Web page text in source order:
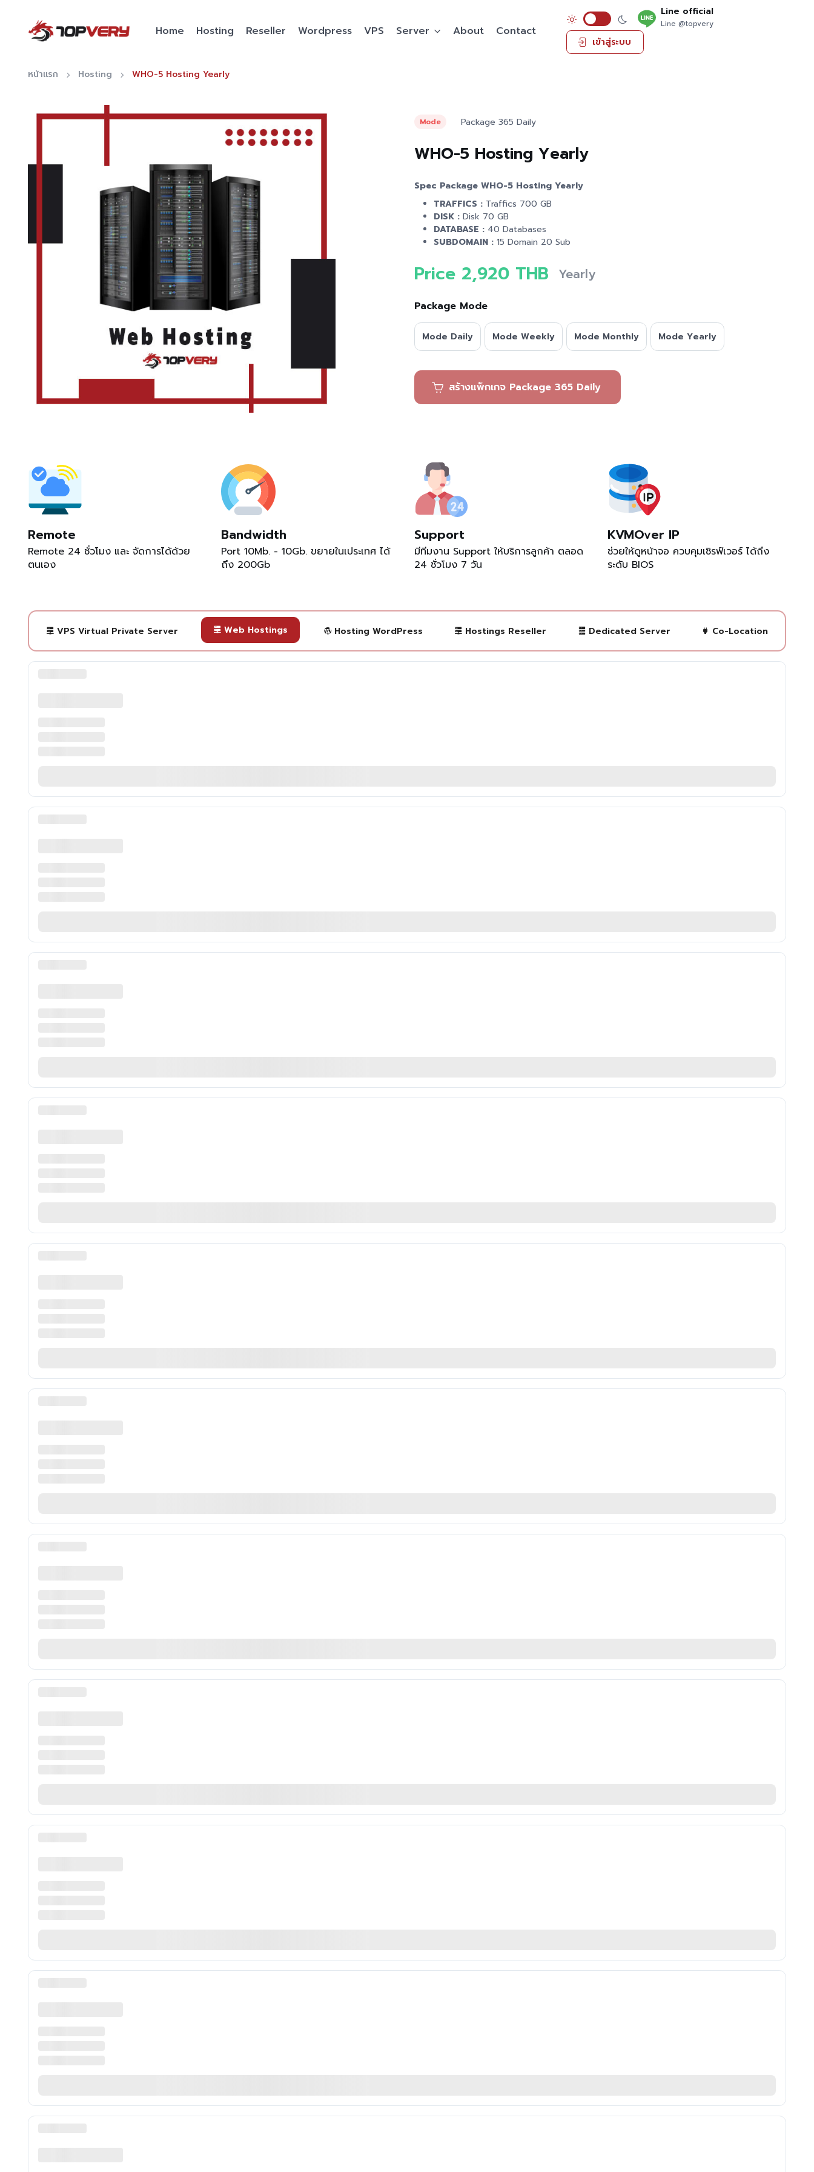
Line official
Line @topvery
เข้าสู่ระบบ
Home Hosting Reseller Wordpress VPS Server About Contact
หน้าแรก Hosting WHO-5 Hosting Yearly
Mode Package 365 Daily
WHO-5 Hosting Yearly
Spec Package WHO-5 Hosting Yearly
TRAFFICS : Traffics 700 GB
DISK : Disk 70 GB
DATABASE : 40 Databases
SUBDOMAIN : 15 Domain 20 Sub
Price 2,920 THB Yearly
Package Mode
Mode Daily Mode Weekly Mode Monthly Mode Yearly
สร้างแพ็กเกจ Package 365 Daily
Remote
Remote 24 ชั่วโมง และ จัดการได้ด้วย
ตนเอง
Bandwidth
Port 10Mb. - 10Gb. ขยายในเประเทศ ได้
ถึง 200Gb
Support
มีทีมงาน Support ให้บริการลูกค้า ตลอด
24 ชั่วโมง 7 วัน
KVMOver IP
ช่วยให้ดูหน้าจอ ควบคุมเซิรฟ์เวอร์ ได้ถึง
ระดับ BIOS
VPS Virtual Private Server Web Hostings Hosting WordPress Hostings Reseller Dedicated Server Co-Location